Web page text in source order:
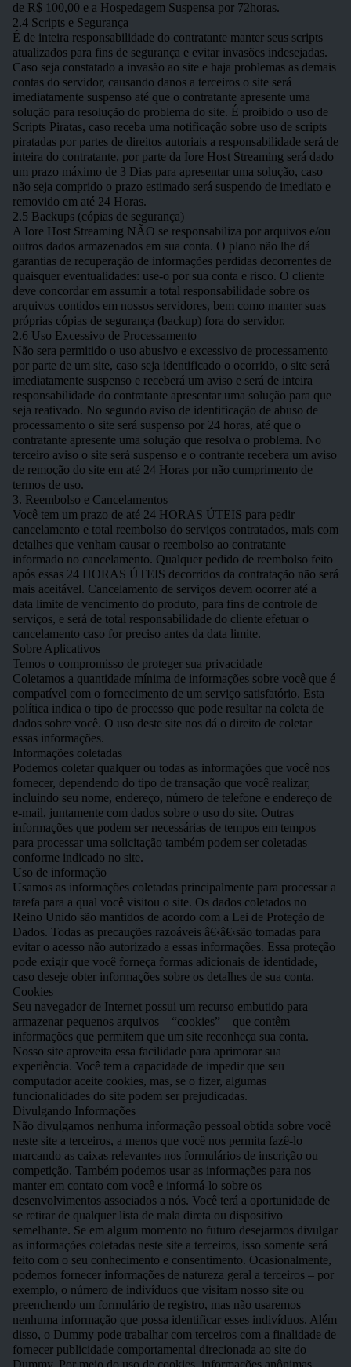
de R$ 100,00 e a Hospedagem Suspensa por 72horas.
2.4 Scripts e Segurança
É de inteira responsabilidade do contratante manter seus scripts
atualizados para fins de segurança e evitar invasões indesejadas.
Caso seja constatado a invasão ao site e haja problemas as demais
contas do servidor, causando danos a terceiros o site será
imediatamente suspenso até que o contratante apresente uma
solução para resolução do problema do site. É proibido o uso de
Scripts Piratas, caso receba uma notificação sobre uso de scripts
piratadas por partes de direitos autoriais a responsabilidade será de
inteira do contratante, por parte da Iore Host Streaming será dado
um prazo máximo de 3 Dias para apresentar uma solução, caso
não seja comprido o prazo estimado será suspendo de imediato e
removido em até 24 Horas.
2.5 Backups (cópias de segurança)
A Iore Host Streaming NÃO se responsabiliza por arquivos e/ou
outros dados armazenados em sua conta. O plano não lhe dá
garantias de recuperação de informações perdidas decorrentes de
quaisquer eventualidades: use-o por sua conta e risco. O cliente
deve concordar em assumir a total responsabilidade sobre os
arquivos contidos em nossos servidores, bem como manter suas
próprias cópias de segurança (backup) fora do servidor.
2.6 Uso Excessivo de Processamento
Não sera permitido o uso abusivo e excessivo de processamento
por parte de um site, caso seja identificado o ocorrido, o site será
imediatamente suspenso e receberá um aviso e será de inteira
responsabilidade do contratante apresentar uma solução para que
seja reativado. No segundo aviso de identificação de abuso de
processamento o site será suspenso por 24 horas, até que o
contratante apresente uma solução que resolva o problema. No
terceiro aviso o site será suspenso e o contrante recebera um aviso
de remoção do site em até 24 Horas por não cumprimento de
termos de uso.
3. Reembolso e Cancelamentos
Você tem um prazo de até 24 HORAS ÚTEIS para pedir
cancelamento e total reembolso do serviços contratados, mais com
detalhes que venham causar o reembolso ao contratante
informado no cancelamento. Qualquer pedido de reembolso feito
após essas 24 HORAS ÚTEIS decorridos da contratação não será
mais aceitável. Cancelamento de serviços devem ocorrer até a
data limite de vencimento do produto, para fins de controle de
serviços, e será de total responsabilidade do cliente efetuar o
cancelamento caso for preciso antes da data limite.
Sobre Aplicativos
Temos o compromisso de proteger sua privacidade
Coletamos a quantidade mínima de informações sobre você que é
compatível com o fornecimento de um serviço satisfatório. Esta
política indica o tipo de processo que pode resultar na coleta de
dados sobre você. O uso deste site nos dá o direito de coletar
essas informações.
Informações coletadas
Podemos coletar qualquer ou todas as informações que você nos
fornecer, dependendo do tipo de transação que você realizar,
incluindo seu nome, endereço, número de telefone e endereço de
e-mail, juntamente com dados sobre o uso do site. Outras
informações que podem ser necessárias de tempos em tempos
para processar uma solicitação também podem ser coletadas
conforme indicado no site.
Uso de informação
Usamos as informações coletadas principalmente para processar a
tarefa para a qual você visitou o site. Os dados coletados no
Reino Unido são mantidos de acordo com a Lei de Proteção de
Dados. Todas as precauções razoáveis â€‹â€‹são tomadas para
evitar o acesso não autorizado a essas informações. Essa proteção
pode exigir que você forneça formas adicionais de identidade,
caso deseje obter informações sobre os detalhes de sua conta.
Cookies
Seu navegador de Internet possui um recurso embutido para
armazenar pequenos arquivos – “cookies” – que contêm
informações que permitem que um site reconheça sua conta.
Nosso site aproveita essa facilidade para aprimorar sua
experiência. Você tem a capacidade de impedir que seu
computador aceite cookies, mas, se o fizer, algumas
funcionalidades do site podem ser prejudicadas.
Divulgando Informações
Não divulgamos nenhuma informação pessoal obtida sobre você
neste site a terceiros, a menos que você nos permita fazê-lo
marcando as caixas relevantes nos formulários de inscrição ou
competição. Também podemos usar as informações para nos
manter em contato com você e informá-lo sobre os
desenvolvimentos associados a nós. Você terá a oportunidade de
se retirar de qualquer lista de mala direta ou dispositivo
semelhante. Se em algum momento no futuro desejarmos divulgar
as informações coletadas neste site a terceiros, isso somente será
feito com o seu conhecimento e consentimento. Ocasionalmente,
podemos fornecer informações de natureza geral a terceiros – por
exemplo, o número de indivíduos que visitam nosso site ou
preenchendo um formulário de registro, mas não usaremos
nenhuma informação que possa identificar esses indivíduos. Além
disso, o Dummy pode trabalhar com terceiros com a finalidade de
fornecer publicidade comportamental direcionada ao site do
Dummy. Por meio do uso de cookies, informações anônimas